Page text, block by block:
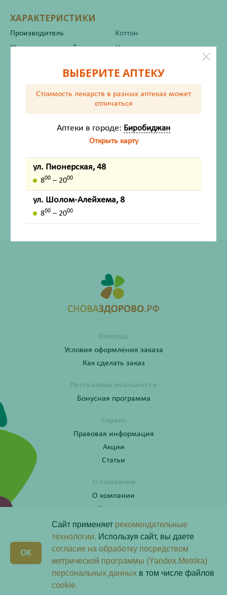
ХАРАКТЕРИСТИКИ
Производитель
Коттон
Жизненно важный
Нет
Инструкция по применению
Описание
Внешний вид товара, упаковки, может отличаться от
изображения на фотографии.
лекарственных средств обязательно проконсультируйтесь
со специалистом и ознакомьтесь с официальной
инструкцией на сайте ГРЛС (grls.rosminzdrav.ru).
Помощь
Условия оформления заказа
Как сделать заказ
Программы лояльности
Бонусная программа
Сервис
Правовая информация
Акции
Статьи
О компании
О компании
Контакты
Получите консультацию по телефону:
8 (800) 201-40-60 доб. 10
Сайт применяет рекомендательные
технологии. Используя сайт, вы даете
согласие на обработку посредством
метрической программы (Yandex.Metrika)
персональных данных в том числе файлов
cookie.
ОК
Скачай наше
приложение
ВЫБЕРИТЕ АПТЕКУ
Стоимость лекарств в разных аптеках может
отличаться
Аптеки в городе: Биробиджан
Открыть карту
ул. Пионерская, 48
800 – 2000
ул. Шолом-Алейхема, 8
800 – 2000